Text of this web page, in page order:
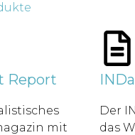
Report
mit
Der
das